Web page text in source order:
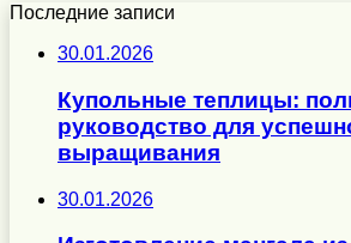
Последние записи
30.01.2026
Купольные теплицы:
руководство для
выращивания
30.01.2026